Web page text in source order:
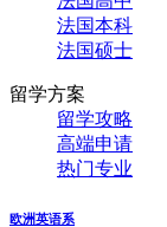
法国本科
法国硕士
留学方案
留学攻略
高端申请
热门专业
欧洲英语系